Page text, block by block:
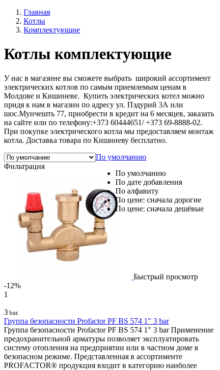
Главная
Котлы
Комплектующие
Котлы комплектующие
У нас в магазине вы сможете выбрать широкий ассортимент
электрических котлов по самым приемлемым ценам в
Молдове и Кишиневе. Купить электрических котел можно
придя к нам в магазин по адресу ул. Пэдурий 3А или
шос.Мунчешть 77, приобрести в кредит на 6 месяцев, заказать
на сайте или по телефону:+373 60444651/ +373 69-8888-02.
При покупке электрического котла мы предоставляем монтаж
котла. Доставка товара по Кишиневу бесплатно.
По умолчанию
Фильтрация
Быстрый просмотр
-12%
1
3 bar.
Группа безопасности Profactor PF BS 574 1" 3 bar
Группа безопасности Profactor PF BS 574 1" 3 bar Применение
предохранительной арматуры позволяет эксплуатировать
систему отопления на предприятии или в частном доме в
безопасном режиме. Представленная в ассортименте
PROFACTOR® продукция входит в категорию наиболее
По умолчанию
По дате добавления
По алфавиту
По цене: сначала дорогие
По цене: сначала дешёвые